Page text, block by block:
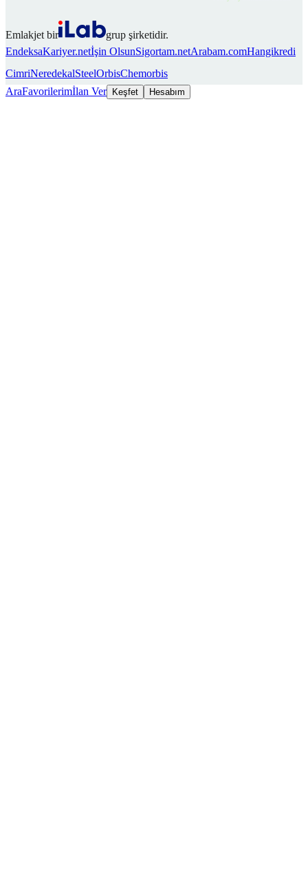
Emlakjet bir
grup şirketidir.
EndeksaKariyer.netİşin OlsunSigortam.netArabam.comHangikredi
CimriNeredekalSteelOrbisChemorbis
AraFavorilerimİlan Ver Keşfet Hesabım